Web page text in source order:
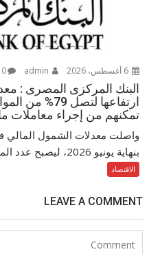
6 أغسطس، 2026 0
البنك المركزى المصرى :
ارتفاعها
تمكنهم من إجراء معاملات
بنهاية يونيو 2026، ليصبح عدد المواطنين...
الاقتصاد
LEAVE A COMMENT